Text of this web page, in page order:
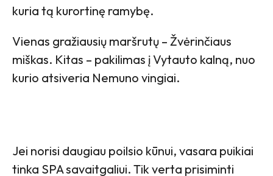
kuria tą kurortinę ramybę.
Vienas gražiausių maršrutų – Žvėrinčiaus
miškas. Kitas – pakilimas į Vytauto kalną, nuo
kurio atsiveria Nemuno vingiai.
Jei norisi daugiau poilsio kūnui, vasara puikiai
tinka SPA savaitgaliui. Tik verta prisiminti